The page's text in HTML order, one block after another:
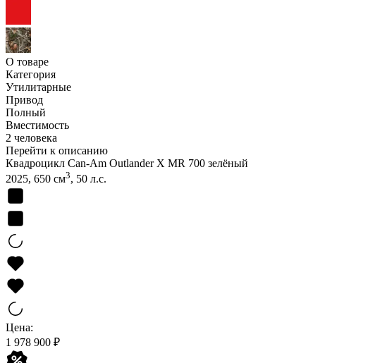
О товаре
Категория
Утилитарные
Привод
Полный
Вместимость
2 человека
Перейти к описанию
Квадроцикл Can-Am Outlander X MR 700 зелёный
2025, 650 см3, 50 л.с.
Цена:
1 978 900 ₽